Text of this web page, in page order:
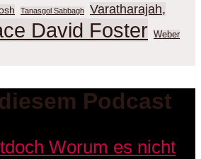
Tanasgol Sabbagh
Varatharajah,
David Foster Weber
Podcast